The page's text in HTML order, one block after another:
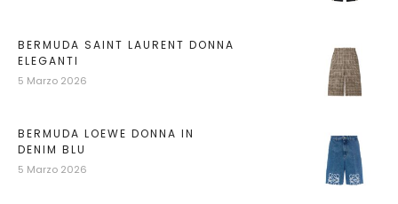
BERMUDA SAINT LAURENT DONNA
ELEGANTI
5 Marzo 2026
BERMUDA LOEWE DONNA IN
DENIM BLU
5 Marzo 2026